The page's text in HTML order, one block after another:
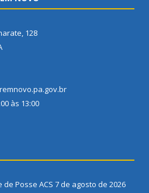
128
às 13:00
Posse ACS 7 de agosto de 2026